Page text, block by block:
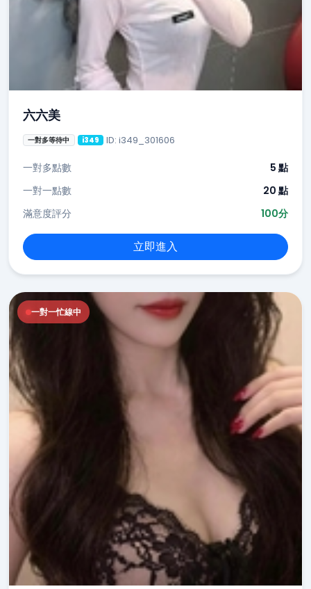
六六美
一對多等待中 i349 ID: i349_301606
一對多點數
5 點
一對一點數
20 點
滿意度評分
100分
立即進入
一對一忙線中